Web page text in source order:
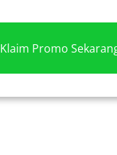
Klaim Promo